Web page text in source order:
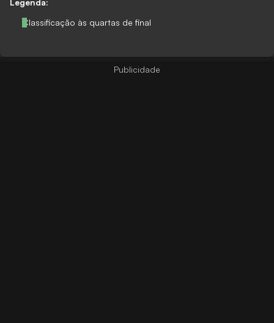
Legenda:
Classificação às quartas de final